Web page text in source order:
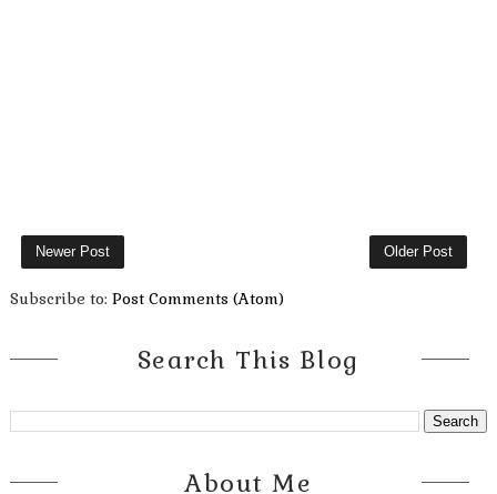
Newer Post Older Post
Subscribe to: Post Comments (Atom)
Search This Blog
About Me